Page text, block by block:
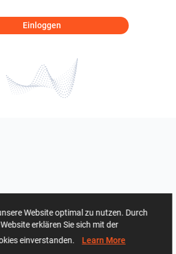
Einloggen
Website optimal zu nutzen. Durch
erklären Sie sich mit der
einverstanden. Learn More